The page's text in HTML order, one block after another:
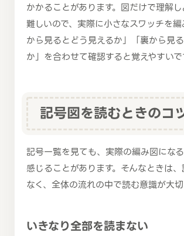
かかることがあります。図だけで理解
難しいので、実際に小さなスワッチを
から見るとどう見えるか」「裏から見
か」を合わせて確認すると覚えやすいで
記号図を読むときのコ
記号一覧を見ても、実際の編み図にな
感じることがあります。そんなときは
なく、全体の流れの中で読む意識が大切
いきなり全部を読まない